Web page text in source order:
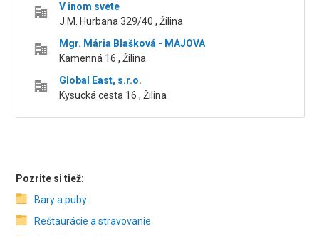
V inom svete
J.M. Hurbana 329/40 , Žilina
Mgr. Mária Blašková - MAJOVA
Kamenná 16 , Žilina
Global East, s.r.o.
Kysucká cesta 16 , Žilina
Pozrite si tiež:
Bary a puby
Reštaurácie a stravovanie